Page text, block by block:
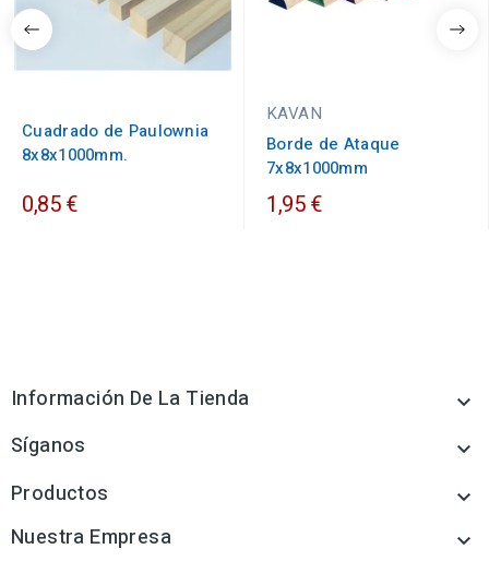
Cuadrado de Paulownia
8x8x1000mm.
0,85 €
KAVAN
Borde de Ataque
7x8x1000mm
1,95 €
Información De La Tienda 
Síganos 
Productos 
Nuestra Empresa 